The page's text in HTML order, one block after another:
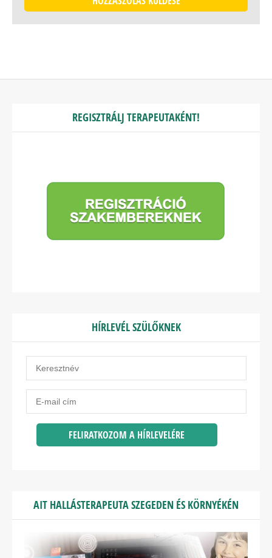
REGISZTRÁLJ TERAPEUTAKÉNT!
HÍRLEVÉL SZÜLŐKNEK
AIT HALLÁSTERAPEUTA SZEGEDEN ÉS KÖRNYÉKÉN